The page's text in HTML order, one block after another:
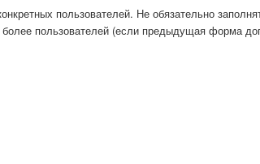
пользователей. Не обязательно
более пользователей (если предыдущая форма